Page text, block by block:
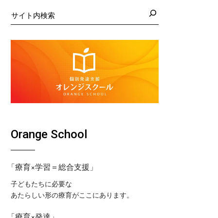
日の藤沢第２教室
日のピコ東戸塚教室
コ東戸塚教室
索
Orange School
「療育×学習＝総合支援」
子どもたちに必要な
あたらしい形の療育がここにあります。